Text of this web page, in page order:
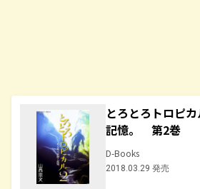
とろとろトロピ
記憶。 第2巻
D-Books
2018.03.29 発売